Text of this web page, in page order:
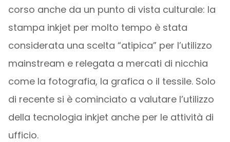
corso anche da un punto di vista culturale: la
stampa inkjet per molto tempo è stata
considerata una scelta “atipica” per l’utilizzo
mainstream e relegata a mercati di nicchia
come la fotografia, la grafica o il tessile. Solo
di recente si è cominciato a valutare l’utilizzo
della tecnologia inkjet anche per le attività di
ufficio.